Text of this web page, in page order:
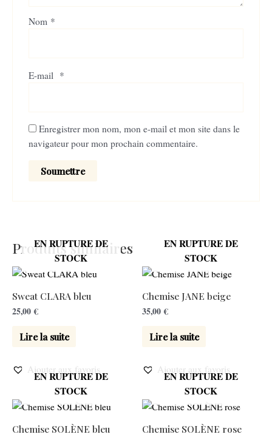
Nom *
E-mail *
Enregistrer mon nom, mon e-mail et mon site dans le
navigateur pour mon prochain commentaire.
Produits similaires
EN RUPTURE DE
STOCK
Sweat CLARA bleu
25,00€
Lire la suite
Ajouter aux favoris
EN RUPTURE DE
STOCK
Chemise JANE beige
35,00€
Lire la suite
Ajouter aux favoris
EN RUPTURE DE
STOCK
Chemise SOLÈNE bleu
EN RUPTURE DE
STOCK
Chemise SOLÈNE rose